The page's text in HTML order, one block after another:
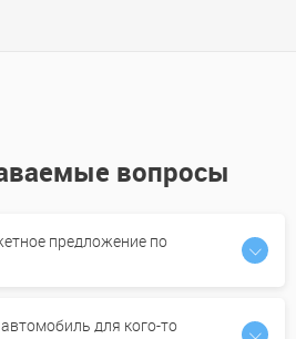
вопросы
предложение по
для кого-то